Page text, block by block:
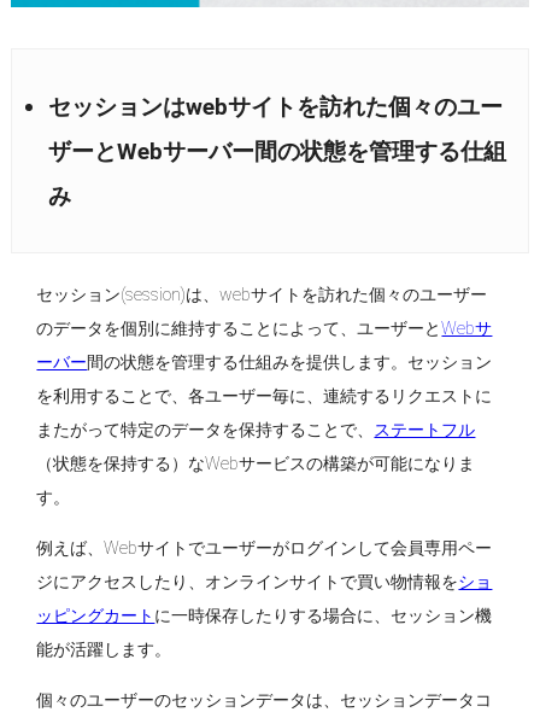
セッションはwebサイトを訪れた個々のユー
ザーとWebサーバー間の状態を管理する仕組
み
セッション(session)は、webサイトを訪れた個々のユーザー
のデータを個別に維持することによって、ユーザーとWebサ
ーバー間の状態を管理する仕組みを提供します。セッション
を利用することで、各ユーザー毎に、連続するリクエストに
またがって特定のデータを保持することで、 ステートフル
（状態を保持する）なWebサービスの構築が可能になりま
す。
例えば、Webサイトでユーザーがログインして会員専用ペー
ジにアクセスしたり、オンラインサイトで買い物情報をショ
ッピングカート に一時保存したりする場合に、セッション機
能が活躍します。
個々のユーザーのセッションデータは、セッションデータコ